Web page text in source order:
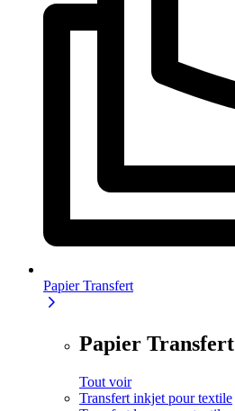
Papier Transfert
Papier Transfert
Tout voir
Transfert inkjet pour textile